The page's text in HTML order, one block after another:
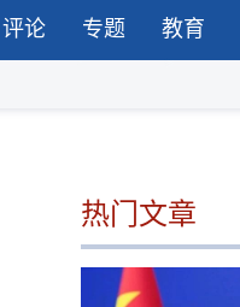
评论 专题 教育
热门文章